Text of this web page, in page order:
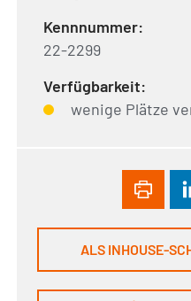
Kennnummer:
22-2299
Verfügbarkeit:
wenige Plätze
ALS INHOUSE-